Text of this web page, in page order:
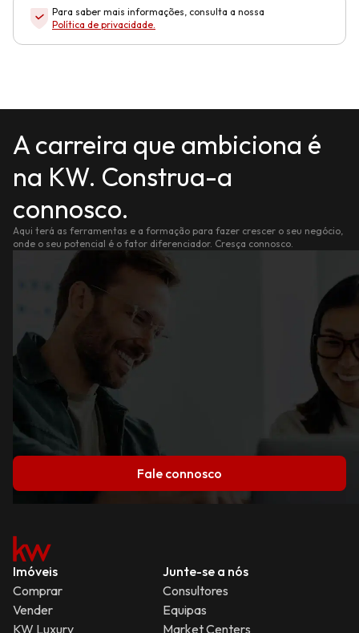
Para saber mais informações, consulta a nossa
Política de privacidade.
A carreira que ambiciona é
na KW. Construa-a
connosco.
Aqui terá as ferramentas e a formação para fazer crescer o seu negócio,
onde o seu potencial é o fator diferenciador. Cresça connosco.
Fale connosco
Imóveis
Comprar
Vender
KW Luxury
Junte-se a nós
Consultores
Equipas
Market Centers